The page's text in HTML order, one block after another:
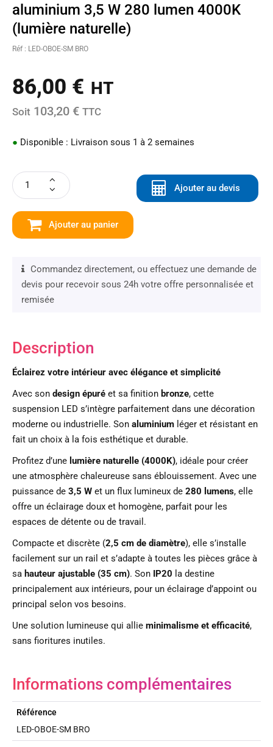
aluminium 3,5 W 280 lumen 4000K
(lumière naturelle)
Réf : LED-OBOE-SM BRO
86,00 € HT
Soit 103,20 € TTC
● Disponible : Livraison sous 1 à 2 semaines
Ajouter au panier
Ajouter au devis
Commandez directement, ou effectuez une demande de
devis pour recevoir sous 24h votre offre personnalisée et
remisée
Description
Éclairez votre intérieur avec élégance et simplicité
Avec son design épuré et sa finition bronze, cette
suspension LED s’intègre parfaitement dans une décoration
moderne ou industrielle. Son aluminium léger et résistant en
fait un choix à la fois esthétique et durable.
Profitez d’une lumière naturelle (4000K), idéale pour créer
une atmosphère chaleureuse sans éblouissement. Avec une
puissance de 3,5 W et un flux lumineux de 280 lumens, elle
offre un éclairage doux et homogène, parfait pour les
espaces de détente ou de travail.
Compacte et discrète (2,5 cm de diamètre), elle s’installe
facilement sur un rail et s’adapte à toutes les pièces grâce à
sa hauteur ajustable (35 cm). Son IP20 la destine
principalement aux intérieurs, pour un éclairage d’appoint ou
principal selon vos besoins.
Une solution lumineuse qui allie minimalisme et efficacité,
sans fioritures inutiles.
Informations complémentaires
Référence
LED-OBOE-SM BRO